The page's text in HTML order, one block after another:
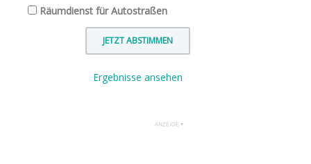
Räumdienst für Autostraßen
Ergebnisse ansehen